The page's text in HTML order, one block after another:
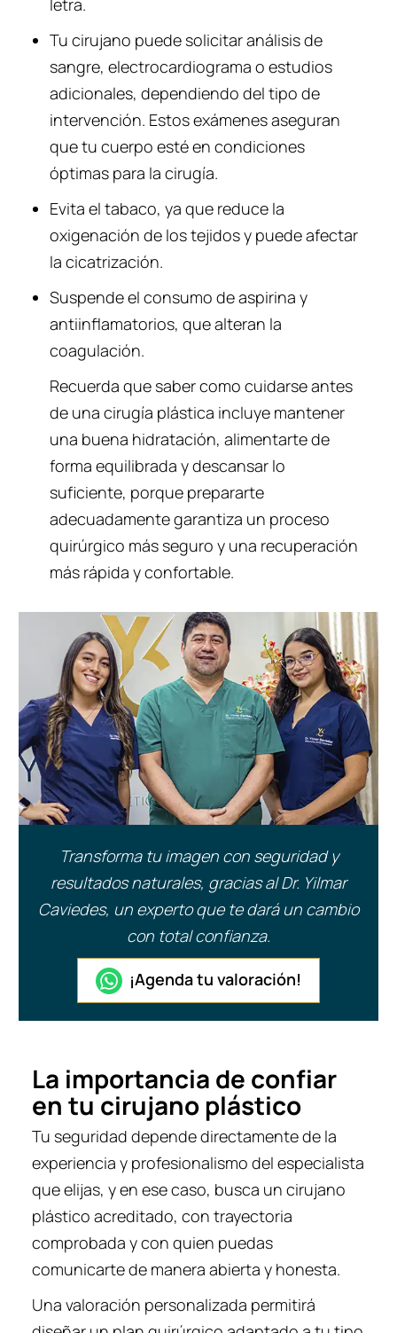
letra.
Tu cirujano puede solicitar análisis de
sangre, electrocardiograma o estudios
adicionales, dependiendo del tipo de
intervención. Estos exámenes aseguran
que tu cuerpo esté en condiciones
óptimas para la cirugía.
Evita el tabaco, ya que reduce la
oxigenación de los tejidos y puede afectar
la cicatrización.
Suspende el consumo de aspirina y
antiinflamatorios, que alteran la
coagulación.
Recuerda que saber como cuidarse antes
de una cirugía plástica incluye mantener
una buena hidratación, alimentarte de
forma equilibrada y descansar lo
suficiente, porque prepararte
adecuadamente garantiza un proceso
quirúrgico más seguro y una recuperación
más rápida y confortable.
Transforma tu imagen con seguridad y
resultados naturales, gracias al Dr. Yilmar
Caviedes, un experto que te dará un cambio
con total confianza.
¡Agenda tu valoración!
La importancia de confiar
en tu cirujano plástico
Tu seguridad depende directamente de la
experiencia y profesionalismo del especialista
que elijas, y en ese caso, busca un cirujano
plástico acreditado, con trayectoria
comprobada y con quien puedas
comunicarte de manera abierta y honesta.
Una valoración personalizada permitirá